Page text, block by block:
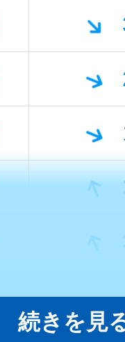
続きを見